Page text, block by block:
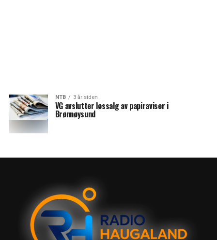
NTB 3 år siden
VG avslutter løssalg av papiraviser i
Brønnøysund